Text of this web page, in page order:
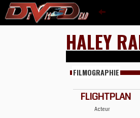
HALEY
FILMOGRAPHIE
FLIGHTPLAN
Acteur